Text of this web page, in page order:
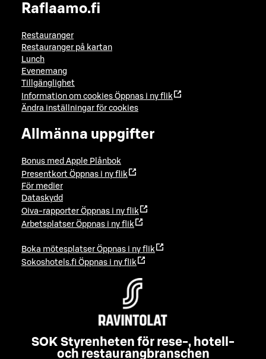
Raflaamo.fi
Restauranger
Restauranger på kartan
Lunch
Evenemang
Tillgänglighet
Information om cookies Öppnas i ny flik
Ändra inställningar för cookies
Allmänna uppgifter
Bonus med Apple Plånbok
Presentkort Öppnas i ny flik
För medier
Dataskydd
Oiva-rapporter Öppnas i ny flik
Arbetsplatser Öppnas i ny flik
Boka mötesplatser Öppnas i ny flik
Sokoshotels.fi Öppnas i ny flik
SOK Styrenheten för rese-, hotell-
och restaurangbranschen